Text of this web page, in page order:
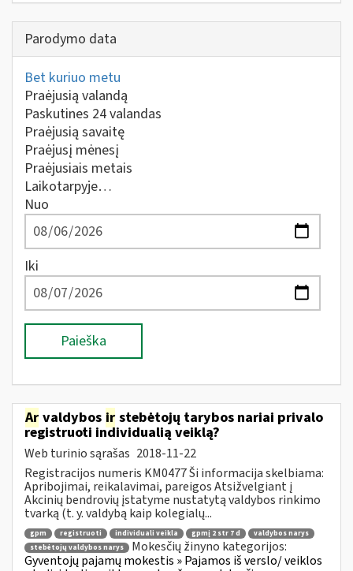
Parodymo data
Bet kuriuo metu
Praėjusią valandą
Paskutines 24 valandas
Praėjusią savaitę
Praėjusį mėnesį
Praėjusiais metais
Laikotarpyje…
Nuo
Iki
Paieška
Ar valdybos ir stebėtojų tarybos nariai privalo
registruoti individualią veiklą?
Web turinio sąrašas 2018-11-22
Registracijos numeris KM0477 Ši informacija skelbiama:
Apribojimai, reikalavimai, pareigos Atsižvelgiant į
Akcinių bendrovių įstatyme nustatytą valdybos rinkimo
tvarką (t. y. valdybą kaip kolegialų...
gpm registruoti individuali veikla gpmį 2 str 7 d
valdybos narys
stebėtojų valdybos narys
Mokesčių žinyno kategorijos:
Gyventojų pajamų mokestis » Pajamos iš verslo/ veiklos